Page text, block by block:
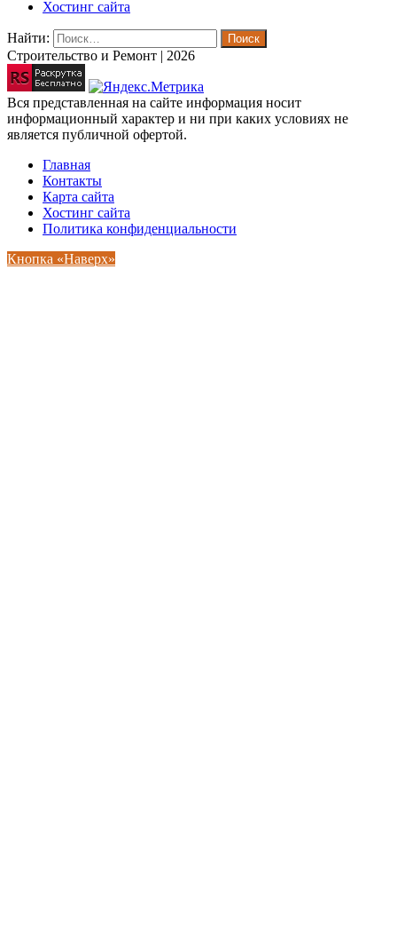
Хостинг сайта
Найти:
Строительство и Ремонт | 2026
Вся представленная на сайте информация носит
информационный характер и ни при каких условиях не
является публичной офертой.
Главная
Контакты
Карта сайта
Хостинг сайта
Политика конфиденциальности
Кнопка «Наверх»